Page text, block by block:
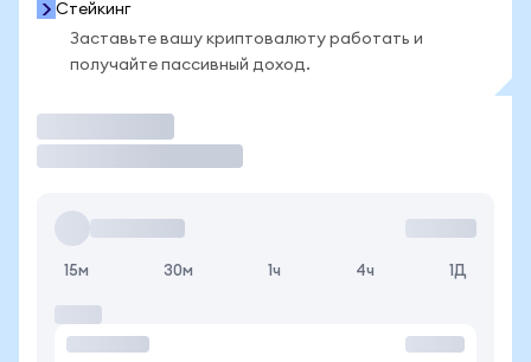
Стейкинг
Заставьте вашу криптовалюту работать и
получайте пассивный доход.
15м 30м 1ч 4ч 1Д